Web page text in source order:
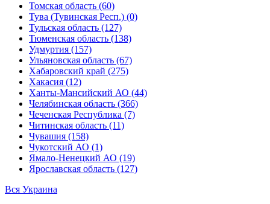
Томская область (60)
Тува (Тувинская Респ.) (0)
Тульская область (127)
Тюменская область (138)
Удмуртия (157)
Ульяновская область (67)
Хабаровский край (275)
Хакасия (12)
Ханты-Мансийский АО (44)
Челябинская область (366)
Чеченская Республика (7)
Читинская область (11)
Чувашия (158)
Чукотский АО (1)
Ямало-Ненецкий АО (19)
Ярославская область (127)
Вся Украина